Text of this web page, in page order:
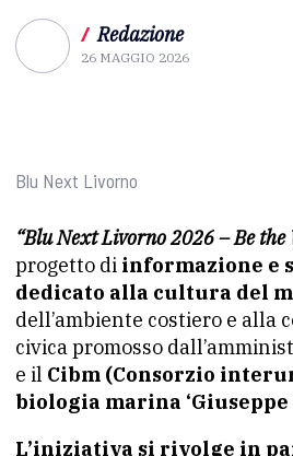
/ Redazione
26 MAGGIO 2026
Blu Next Livorno
“Blu Next Livorno 2026 – Be the
progetto di informazione e
dedicato alla cultura del
dell’ambiente costiero e alla
civica promosso
e il Cibm (Consorzio
biologia marina ‘Giuseppe
L’iniziativa si rivolge in